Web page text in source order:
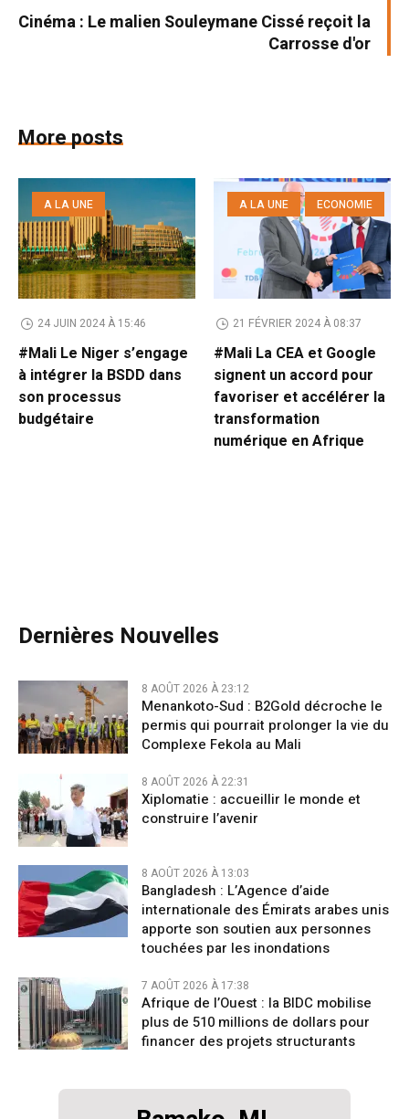
Cinéma : Le malien Souleymane Cissé reçoit la
Carrosse d'or
More posts
A LA UNE
24 JUIN 2024 À 15:46
#Mali Le Niger s’engage
à intégrer la BSDD dans
son processus
budgétaire
A LA UNE ECONOMIE
21 FÉVRIER 2024 À 08:37
#Mali La CEA et Google
signent un accord pour
favoriser et accélérer la
transformation
numérique en Afrique
Dernières Nouvelles
8 AOÛT 2026 À 23:12
Menankoto-Sud : B2Gold décroche le
permis qui pourrait prolonger la vie du
Complexe Fekola au Mali
8 AOÛT 2026 À 22:31
Xiplomatie : accueillir le monde et
construire l’avenir
8 AOÛT 2026 À 13:03
Bangladesh : L’Agence d’aide
internationale des Émirats arabes unis
apporte son soutien aux personnes
touchées par les inondations
7 AOÛT 2026 À 17:38
Afrique de l’Ouest : la BIDC mobilise
plus de 510 millions de dollars pour
financer des projets structurants